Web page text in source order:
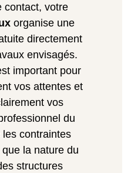
contact, votre
organise une
directement
envisagés.
important pour
vos attentes et
vos
du
contraintes
la nature du
structures